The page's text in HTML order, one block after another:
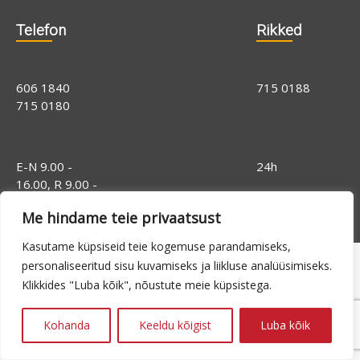
Me hindame teie privaatsust
Kasutame küpsiseid teie kogemuse parandamiseks,
personaliseeritud sisu kuvamiseks ja liikluse analüüsimiseks.
Klikkides "Luba kõik", nõustute meie küpsistega.
Kohanda Keeldu kõigist Luba kõik
Telefon Rikked
606 1840
715 0180
715 0188
E-N 9.00 -
16.00, R 9.00 -
24h